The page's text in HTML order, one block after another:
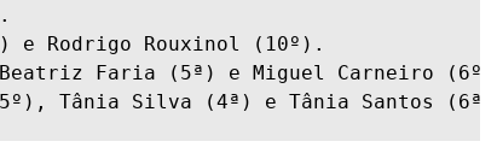
Tânia Silva (4ª) e Tânia Santos (6ª).